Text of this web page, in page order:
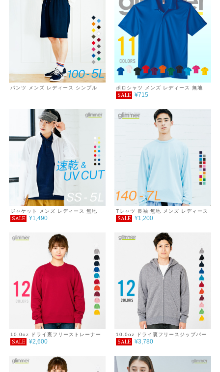
パンツ メンズ レディース シンプル
紫外線対策 吸汗速乾 ジム ウォーキン
グ ランニング マラソン スポーツ ア
ウトドア 運動 服 薄手 涼しい 紫外線
カット 日除け 海 キャンプ SALE
％OFF
ポロシャツ メンズ レディース 無地
半袖 3.5oz インターロックドライポ
SALE ¥715
ジャケット メンズ レディース 無地
シンプル 薄手 涼しい 吸汗速乾 UVカ
ツ 羽織り カラー 紫外線対策 服 春 夏
秋 ファッション ゆったり 体型カバー
コンパクト アウトドア 海 キャンプ
スポーツ 運動会 ジム ウォーキング
SALE ％OFF glimmer グリマー ドラ
イ スタンドジップジャケット 4.4オン
SALE ¥1,490
Tシャツ 長袖 無地 メンズ レディース
キッズ 吸汗速乾 DRY シンプル 紫外
ーキング フィットネス ジム トレーニ
ング 介護 運動会 服 4.4オンス SALE
％OFF アウトドア キャンプ 海 フェ
ス キャンプ レジャー 春 夏 秋 冬 秋
ファッション GLIMMER グリマー ド
ライロングスリーブTシャツ
SALE ¥1,200
10.0oz ドライ裏フリーストレーナー
SALE ¥2,600
10.0oz ドライ裏フリースジップパー
カー
SALE ¥3,780